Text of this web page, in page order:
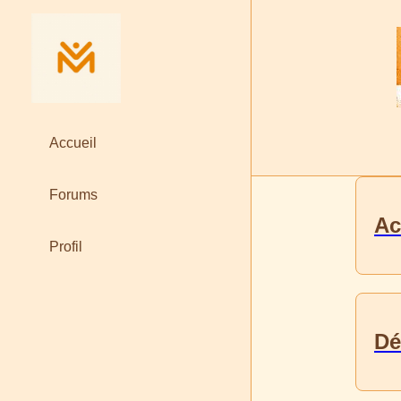
Accueil
Forums
Profil